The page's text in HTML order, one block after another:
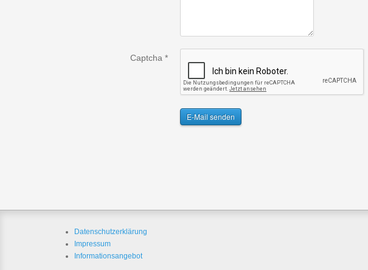
Captcha *
E-Mail senden
Datenschutzerklärung
Impressum
Informationsangebot